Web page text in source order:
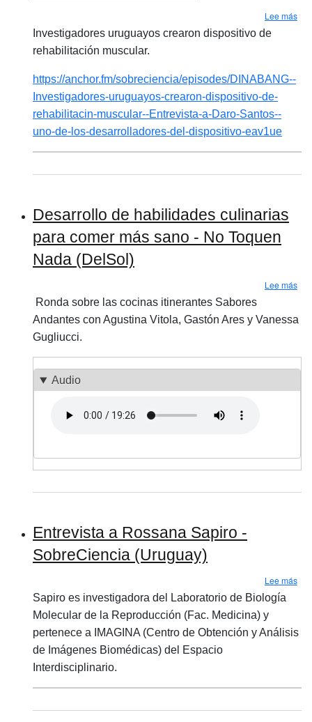
Lee más
Investigadores uruguayos crearon dispositivo de
rehabilitación muscular.
https://anchor.fm/sobreciencia/episodes/DINABANG--
Investigadores-uruguayos-crearon-dispositivo-de-
rehabilitacin-muscular--Entrevista-a-Daro-Santos--
uno-de-los-desarrolladores-del-dispositivo-eav1ue
Desarrollo de habilidades culinarias
para comer más sano - No Toquen
Nada (DelSol)
Lee más
Ronda sobre las cocinas itinerantes Sabores
Andantes con Agustina Vitola, Gastón Ares y Vanessa
Gugliucci.
Audio
Entrevista a Rossana Sapiro -
SobreCiencia (Uruguay)
Lee más
Sapiro es investigadora del Laboratorio de Biología
Molecular de la Reproducción (Fac. Medicina) y
pertenece a IMAGINA (Centro de Obtención y Análisis
de Imágenes Biomédicas) del Espacio
Interdisciplinario.